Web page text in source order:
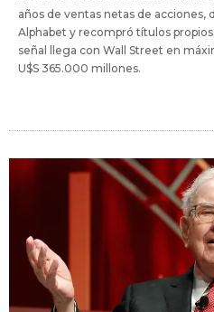
años de ventas netas de acciones,
Alphabet y recompró títulos
señal llega con Wall Street en
U$S 365.000 millones.